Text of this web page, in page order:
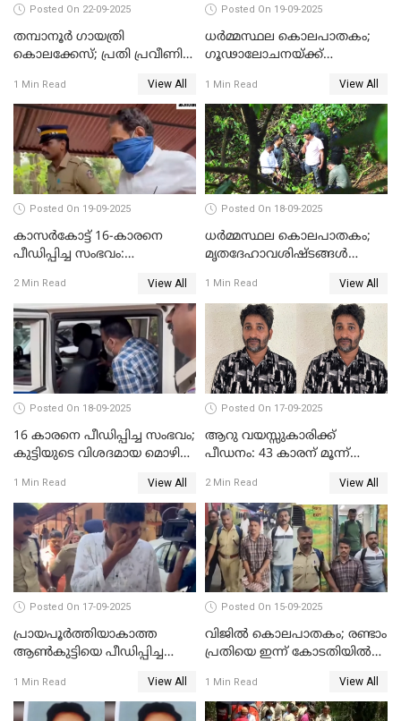
Posted On 22-09-2025
തമ്പാനൂര്‍ ഗായത്രി
കൊലക്കേസ്; പ്രതി പ്രവീണിന്
ലക്ഷം രൂപ പിഴയും
1 Min Read View All
Posted On 19-09-2025
ധർമ്മസ്ഥല കൊലപാതകം;
ഗൂഢാലോചനയ്ക്ക്
1 Min Read View All
Posted On 19-09-2025
കാസർകോട്ട് 16-കാരനെ
പീഡിപ്പിച്ച സംഭവം:
ഇടപാടുകൾ നടന്നതായി
പൊലീസ്
2 Min Read View All
Posted On 18-09-2025
ധർമ്മസ്ഥല കൊലപാതകം;
മൃതദേഹാവശിഷ്ടങ്ങൾ
1 Min Read View All
Posted On 18-09-2025
16 കാരനെ പീഡിപ്പിച്ച സംഭവം;
കുട്ടിയുടെ വിശദമായ മൊഴി
1 Min Read View All
Posted On 17-09-2025
ആറു വയസ്സുകാരിക്ക്
പീഡനം: 43 കാരന് മൂന്ന്
പിഴയും ശിക്ഷ
2 Min Read View All
Posted On 17-09-2025
പ്രായപൂർത്തിയാകാത്ത
ആൺകുട്ടിയെ പീഡിപ്പിച്ച
അറസ്റ്റിൽ
1 Min Read View All
Posted On 15-09-2025
വിജിൽ കൊലപാതകം; രണ്ടാം
പ്രതിയെ ഇന്ന് കോടതിയിൽ
1 Min Read View All